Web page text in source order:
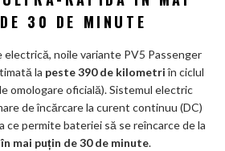
30 DE MINUTE
electrică, noile variante PV5 Passenger
la peste 390 de kilometriîn ciclul
omologare oficială). Sistemul electric
de încărcare la curent continuu (DC)
ce permite bateriei să se reîncarce de la
în mai puțin de 30 de minute.